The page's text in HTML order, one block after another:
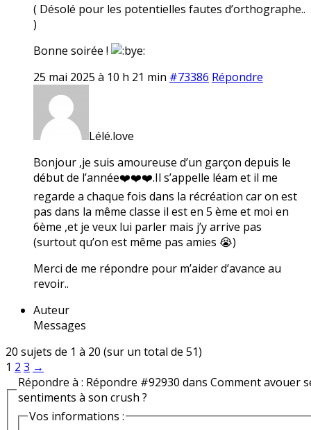
( Désolé pour les potentielles fautes d’orthographe..
)
Bonne soirée !
25 mai 2025 à 10 h 21 min #73386 Répondre
Lélé.love
Bonjour ,je suis amoureuse d’un garçon depuis le
début de l’année❤️❤️❤️.Il s’appelle léam et il me
regarde a chaque fois dans la récréation car on est
pas dans la même classe il est en 5 ème et moi en
6ème ,et je veux lui parler mais j’y arrive pas
(surtout qu’on est même pas amies 😭)
Merci de me répondre pour m’aider d’avance au
revoir..
Auteur
Messages
20 sujets de 1 à 20 (sur un total de 51)
1 2 3 →
Répondre à : Répondre #92930 dans Comment avouer
sentiments à son crush ?
Vos informations :